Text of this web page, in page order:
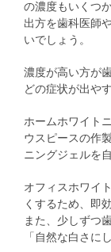
の濃度もいくつ
出方を歯科医師
いでしょう。
濃度が高い方が
どの症状が出や
ホームホワイト
ウスピースの作
ニングジェルを
オフィスホワイ
くするため、即
また、少しずつ
「自然な白さに